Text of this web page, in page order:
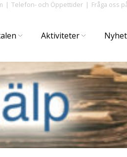
Telefon- och Öppettider Fråga oss
Aktiviteter